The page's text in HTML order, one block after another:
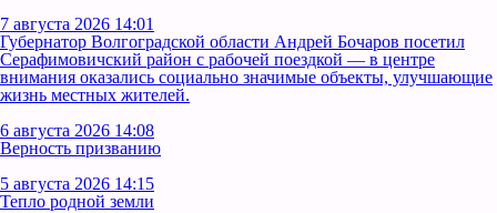
7 августа 2026 14:01
Губернатор Волгоградской области Андрей Бочаров посетил
Серафимовичский район с рабочей поездкой — в центре
внимания оказались социально значимые объекты, улучшающие
жизнь местных жителей.
6 августа 2026 14:08
Верность призванию
5 августа 2026 14:15
Тепло родной земли